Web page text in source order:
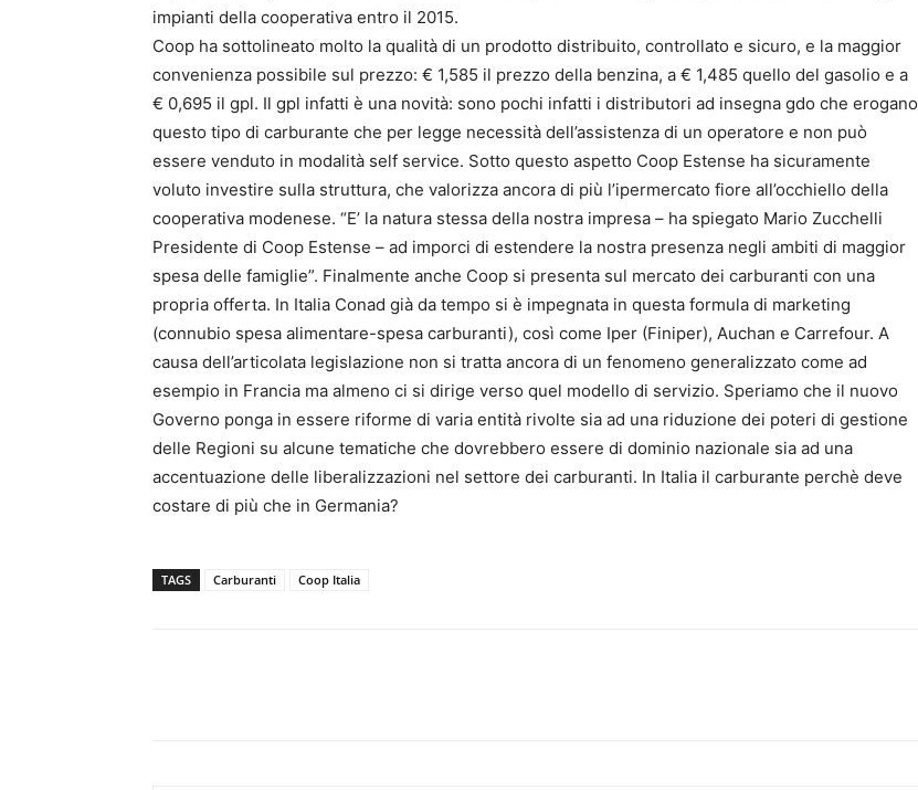
impianti della cooperativa entro il 2015.
Coop ha sottolineato molto la qualità di un prodotto distribuito, controllato e sicuro, e la maggior
convenienza possibile sul prezzo: € 1,585 il prezzo della benzina, a € 1,485 quello del gasolio e a
€ 0,695 il gpl. Il gpl infatti è una novità: sono pochi infatti i distributori ad insegna gdo che erogano
questo tipo di carburante che per legge necessità dell’assistenza di un operatore e non può
essere venduto in modalità self service. Sotto questo aspetto Coop Estense ha sicuramente
voluto investire sulla struttura, che valorizza ancora di più l’ipermercato fiore all’occhiello della
cooperativa modenese. “E’ la natura stessa della nostra impresa – ha spiegato Mario Zucchelli
Presidente di Coop Estense – ad imporci di estendere la nostra presenza negli ambiti di maggior
spesa delle famiglie”. Finalmente anche Coop si presenta sul mercato dei carburanti con una
propria offerta. In Italia Conad già da tempo si è impegnata in questa formula di marketing
(connubio spesa alimentare-spesa carburanti), così come Iper (Finiper), Auchan e Carrefour. A
causa dell’articolata legislazione non si tratta ancora di un fenomeno generalizzato come ad
esempio in Francia ma almeno ci si dirige verso quel modello di servizio. Speriamo che il nuovo
Governo ponga in essere riforme di varia entità rivolte sia ad una riduzione dei poteri di gestione
delle Regioni su alcune tematiche che dovrebbero essere di dominio nazionale sia ad una
accentuazione delle liberalizzazioni nel settore dei carburanti. In Italia il carburante perchè deve
costare di più che in Germania?
TAGS Carburanti Coop Italia